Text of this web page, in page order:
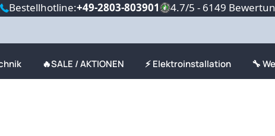
Bestellhotline:+49-2803-803901 4.7/5 - 6149
🔥SALE / AKTIONEN ⚡ Elektroinstallation 🔧